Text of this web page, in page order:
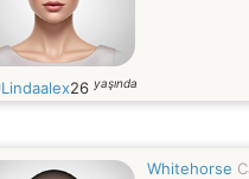
Lindaalex26 yaşında
Whitehorse